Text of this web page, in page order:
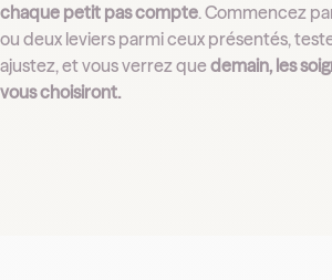
chaque petit pas compte. Commencez
ou deux leviers parmi ceux présentés,
ajustez, et vous verrez quedemain, les
vous choisiront.